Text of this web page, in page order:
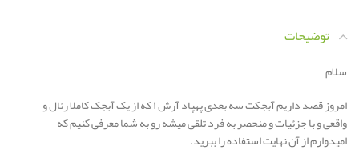
توضیحات
سلام
امروز قصد داریم آبجکت سه بعدی پهپاد آرش ۱ که از یک آبجک کاملا رئال و
واقعی و با جزئیات و منحصر به فرد تلقی میشه رو به شما معرفی کنیم که
امیدوارم از آن نهایت استفاده را ببرید.